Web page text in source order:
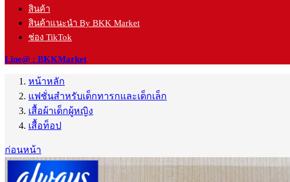
สินค้า
สินค้าแนะนำ By BKK Market
ช่อง TikTok
Line@ : BKKMarket
หน้าหลัก
แฟชั่นสำหรับเด็กทารกและเด็กเล็ก
เสื้อผ้าเด็กผู้หญิง
เสื้อท็อป
ก่อนหน้า